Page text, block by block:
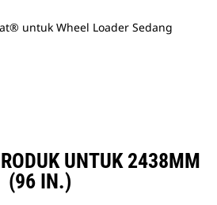
untuk Wheel Loader Sedang
UNTUK 2438MM
(96 IN.)